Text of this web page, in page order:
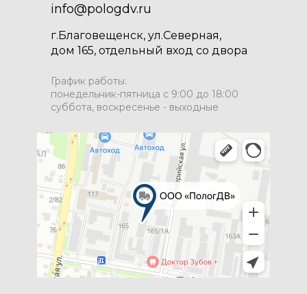
info@pologdv.ru
г.Благовещенск, ул.Северная,
дом 165, отдельный вход со двора
График работы:
понедельник-пятница с 9:00 до 18:00
суббота, воскресенье - выходные